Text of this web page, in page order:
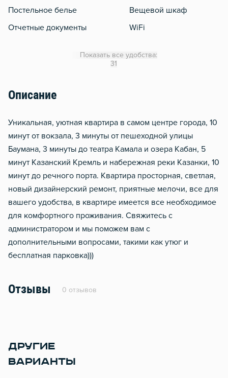
Постельное белье
Отчетные документы
Вещевой шкаф
WiFi
Чистящие средства
Металлическая дверь
Показать все удобства:
31
Описание
Уникальная, уютная квартира в самом центре города, 10
минут от вокзала, 3 минуты от пешеходной улицы
Баумана, 3 минуты до театра Камала и озера Кабан, 5
минут Казанский Кремль и набережная реки Казанки, 10
минут до речного порта. Квартира просторная, светлая,
новый дизайнерский ремонт, приятные мелочи, все для
вашего удобства, в квартире имеется все необходимое
для комфортного проживания. Свяжитесь с
администратором и мы поможем вам с
дополнительными вопросами, такими как утюг и
бесплатная парковка)))
Отзывы 0 отзывов
ДРУГИЕ
ВАРИАНТЫ